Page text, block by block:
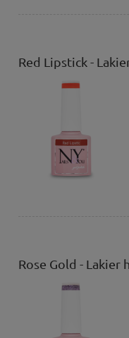
Red Lipstick -
Rose Gold - Lakier